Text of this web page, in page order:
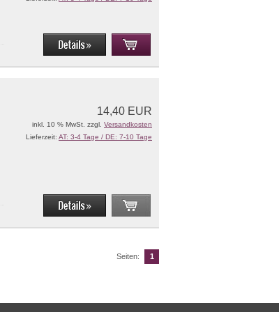
14,40 EUR
inkl. 10 % MwSt. zzgl. Versandkosten
Lieferzeit: AT: 3-4 Tage / DE: 7-10 Tage
Seiten: 1